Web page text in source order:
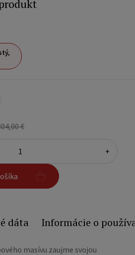
€
+
dáta Informácie o
masívu zaujme svojou